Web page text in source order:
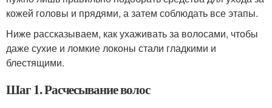
кожей головы и прядями, а затем соблюдать все этапы.
Ниже рассказываем, как ухаживать за волосами, чтобы
даже сухие и ломкие локоны стали гладкими и
блестящими.
Шаг 1. Расчесывание волос